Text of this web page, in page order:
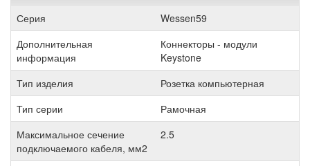
Серия
Wessen59
Дополнительная
информация
Коннекторы - модули
Keystone
Тип изделия
Розетка компьютерная
Тип серии
Рамочная
Максимальное сечение
подключаемого кабеля, мм2
2.5